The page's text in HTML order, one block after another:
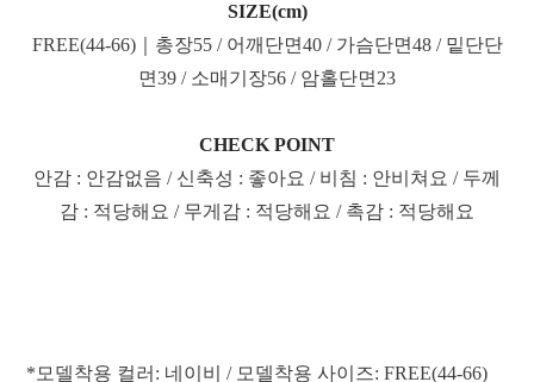
SIZE(cm)
FREE(44-66)｜총장55 / 어깨단면40 / 가슴단면48 / 밑단단
면39 / 소매기장56 / 암홀단면23
CHECK POINT
안감 : 안감없음 / 신축성 : 좋아요 / 비침 : 안비쳐요 / 두께
감 : 적당해요 / 무게감 : 적당해요 / 촉감 : 적당해요
*모델착용 컬러: 네이비 / 모델착용 사이즈: FREE(44-66)